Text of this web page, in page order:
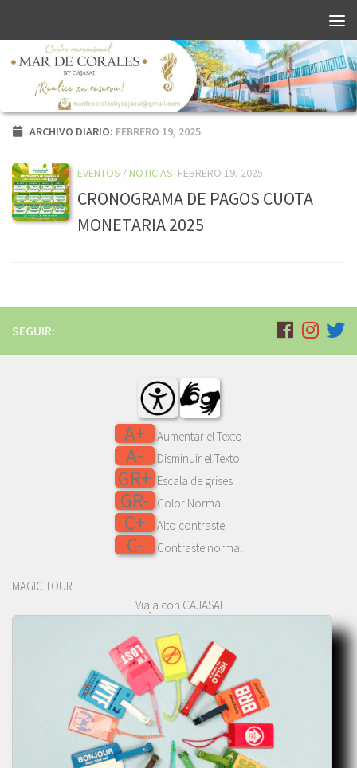
ARCHIVO DIARIO: FEBRERO 19, 2025
EVENTOS / NOTICIAS FEBRERO 19, 2025
CRONOGRAMA DE PAGOS CUOTA
MONETARIA 2025
SEGUIR:
A+ Aumentar el Texto
A- Disminuir el Texto
GR+ Escala de grises
GR- Color Normal
C+ Alto contraste
C- Contraste normal
MAGIC TOUR
Viaja con CAJASAI